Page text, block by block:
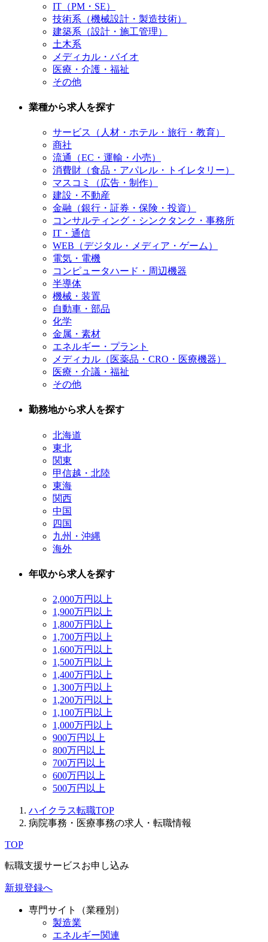
IT（PM・SE）
技術系（機械設計・製造技術）
建築系（設計・施工管理）
土木系
メディカル・バイオ
医療・介護・福祉
その他
業種から求人を探す
サービス（人材・ホテル・旅行・教育）
商社
流通（EC・運輸・小売）
消費財（食品・アパレル・トイレタリー）
マスコミ（広告・制作）
建設・不動産
金融（銀行・証券・保険・投資）
コンサルティング・シンクタンク・事務所
IT・通信
WEB（デジタル・メディア・ゲーム）
電気・電機
コンピュータハード・周辺機器
半導体
機械・装置
自動車・部品
化学
金属・素材
エネルギー・プラント
メディカル（医薬品・CRO・医療機器）
医療・介議・福祉
その他
勤務地から求人を探す
北海道
東北
関東
甲信越・北陸
東海
関西
中国
四国
九州・沖縄
海外
年収から求人を探す
2,000万円以上
1,900万円以上
1,800万円以上
1,700万円以上
1,600万円以上
1,500万円以上
1,400万円以上
1,300万円以上
1,200万円以上
1,100万円以上
1,000万円以上
900万円以上
800万円以上
700万円以上
600万円以上
500万円以上
ハイクラス転職TOP
病院事務・医療事務の求人・転職情報
TOP
転職支援サービスお申し込み
新規登録へ
専門サイト（業種別）
製造業
エネルギー関連